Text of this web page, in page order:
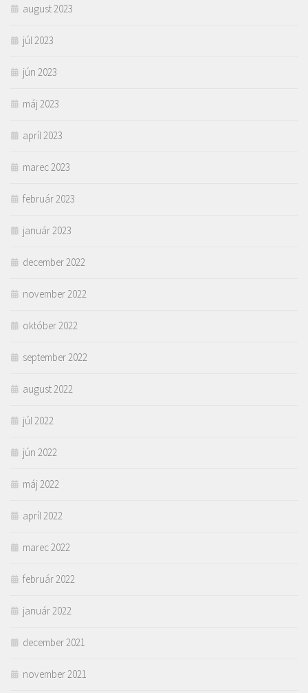
august 2023
júl 2023
jún 2023
máj 2023
apríl 2023
marec 2023
február 2023
január 2023
december 2022
november 2022
október 2022
september 2022
august 2022
júl 2022
jún 2022
máj 2022
apríl 2022
marec 2022
február 2022
január 2022
december 2021
november 2021